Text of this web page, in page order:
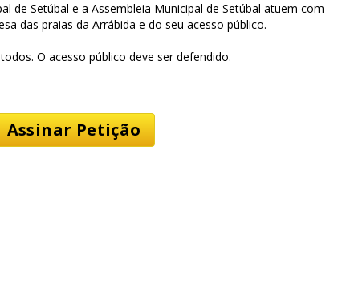
de Setúbal e a Assembleia Municipal de Setúbal atuem com
das praias da Arrábida e do seu acesso público.
O acesso público deve ser defendido.
Assinar Petição